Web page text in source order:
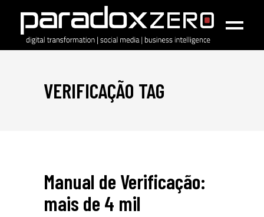
VERIFICAÇÃO TAG
Manual de Verificação:
mais de 4 mil